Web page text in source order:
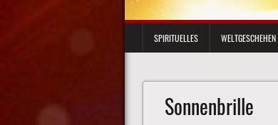
SPIRITUELLES WELTGESCHEHEN
Sonnenbrille